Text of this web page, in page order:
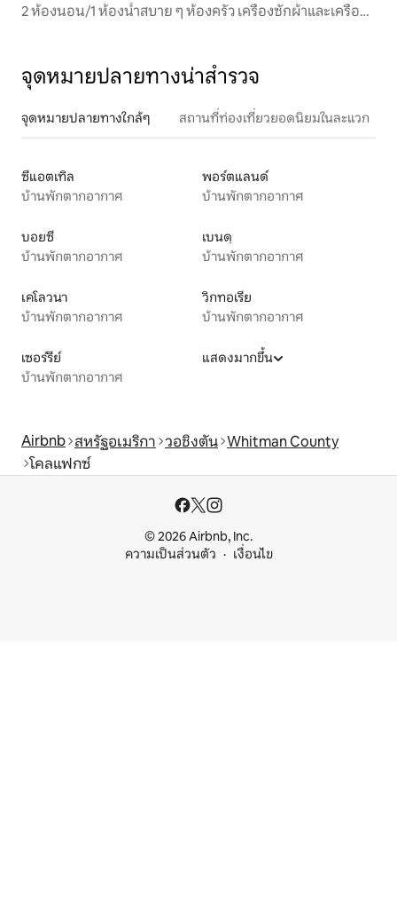
2 ห้องนอน/1 ห้องน้ำสบาย ๆ ห้องครัว เครื่องซักผ้าและเครื่อง
จุดหมายปลายทางน่าสำรวจ
จุดหมายปลายทางใกล้ๆ สถานที่ท่องเที่ยวยอดนิยมในละแวก
ซีแอตเทิล
บ้านพักตากอากาศ
พอร์ตแลนด์
บ้านพักตากอากาศ
บอยซี
บ้านพักตากอากาศ
เบนดฺ
บ้านพักตากอากาศ
เคโลวนา
บ้านพักตากอากาศ
วิกทอเรีย
บ้านพักตากอากาศ
เซอร์รีย์
บ้านพักตากอากาศ
แสดงมากขึ้น
Airbnb สหรัฐอเมริกา วอชิงตัน Whitman County
โคลแฟกซ์
© 2026 Airbnb, Inc.
ความเป็นส่วนตัว
เงื่อนไข